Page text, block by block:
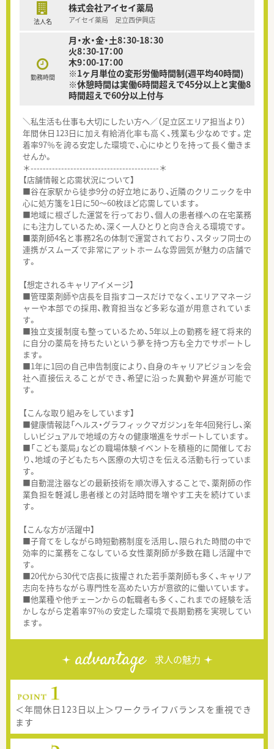
法人名
株式会社アイセイ薬局
アイセイ薬局 足立西伊興店
勤務時間
月・水・金・土8：30-18：30
火8：30-17：00
木9：00-17：00
※1ヶ月単位の変形労働時間制(週平均40時間)
※休憩時間は実働6時間超えで45分以上と実働8
時間超えで60分以上付与
＼私生活も仕事も大切にしたい方へ／（足立区エリア担当より）
年間休日123日に加え有給消化率も高く、残業も少なめです。定
着率97％を誇る安定した環境で、心にゆとりを持って長く働きま
せんか。
＊------------------------------------------＊
【店舗情報と応需状況について】
■谷在家駅から徒歩9分の好立地にあり、近隣のクリニックを中
心に処方箋を1日に50～60枚ほど応需しています。
■地域に根ざした運営を行っており、個人の患者様への在宅業務
にも注力しているため、深く一人ひとりと向き合える環境です。
■薬剤師4名と事務2名の体制で運営されており、スタッフ同士の
連携がスムーズで非常にアットホームな雰囲気が魅力の店舗で
す。
【想定されるキャリアイメージ】
■管理薬剤師や店長を目指すコースだけでなく、エリアマネージ
ャーや本部での採用、教育担当など多彩な道が用意されていま
す。
■独立支援制度も整っているため、5年以上の勤務を経て将来的
に自分の薬局を持ちたいという夢を持つ方も全力でサポートし
ます。
■1年に1回の自己申告制度により、自身のキャリアビジョンを会
社へ直接伝えることができ、希望に沿った異動や昇進が可能で
す。
【こんな取り組みをしています】
■健康情報誌「ヘルス・グラフィックマガジン」を年4回発行し、楽
しいビジュアルで地域の方々の健康増進をサポートしています。
■「こども薬局」などの職場体験イベントを積極的に開催してお
り、地域の子どもたちへ医療の大切さを伝える活動も行っていま
す。
■自動混注器などの最新技術を順次導入することで、薬剤師の作
業負担を軽減し患者様との対話時間を増やす工夫を続けていま
す。
【こんな方が活躍中】
■子育てをしながら時短勤務制度を活用し、限られた時間の中で
効率的に業務をこなしている女性薬剤師が多数在籍し活躍中で
す。
■20代から30代で店長に抜擢された若手薬剤師も多く、キャリア
志向を持ちながら専門性を高めたい方が意欲的に働いています。
■他業種や他チェーンからの転職者も多く、これまでの経験を活
かしながら定着率97％の安定した環境で長期勤務を実現してい
ます。
advantage 求人の魅力
＜年間休日123日以上＞ワークライフバランスを重視でき
ます